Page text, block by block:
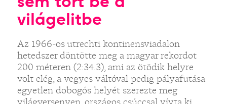
világelitbe
Az 1966-os utrechti kontinensviadalon
hetedszer döntötte meg a magyar rekordot
200 méteren (2:34.3), ami az ötödik helyre
volt elég, a vegyes váltóval pedig pályafutása
egyetlen dobogós helyét szerezte meg